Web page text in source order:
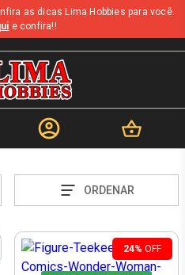
as dicas Lima Hobbies para você.
e confira!!
ORDENAR
24% OFF